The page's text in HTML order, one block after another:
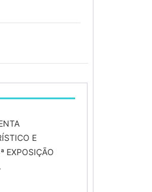
E
EXPOSIÇÃO